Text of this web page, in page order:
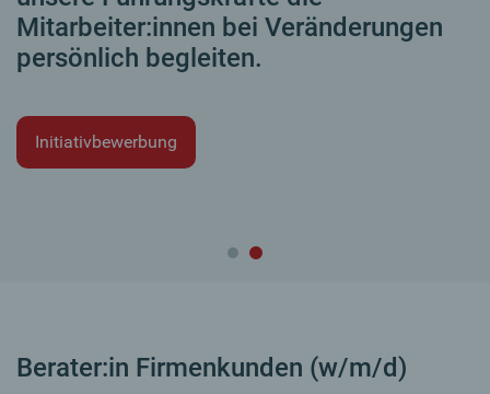
Mitarbeiter:innen bei Veränderungen
persönlich begleiten.
Initiativbewerbung
Berater:in Firmenkunden (w/m/d)